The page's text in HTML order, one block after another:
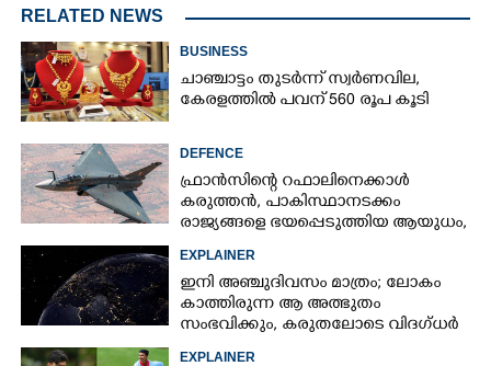
RELATED NEWS
BUSINESS
ചാഞ്ചാട്ടം തുടർന്ന് സ്വർണവില,
കേരളത്തിൽ പവന് 560 രൂപ കൂടി
DEFENCE
ഫ്രാൻസിന്റെ റഫാലിനെക്കാൾ
കരുത്തൻ,​ പാകിസ്ഥാനടക്കം
രാജ്യങ്ങളെ ഭയപ്പെടുത്തിയ ആയുധം,​
ഇന്ത്യ നിർമ്മിച്ച എണ്ണം 100ലേക്ക്
EXPLAINER
ഇനി അഞ്ചുദിവസം മാത്രം; ലോകം
കാത്തിരുന്ന ആ അത്ഭുതം
സംഭവിക്കും, കരുതലോടെ വിദഗ്ധർ
EXPLAINER